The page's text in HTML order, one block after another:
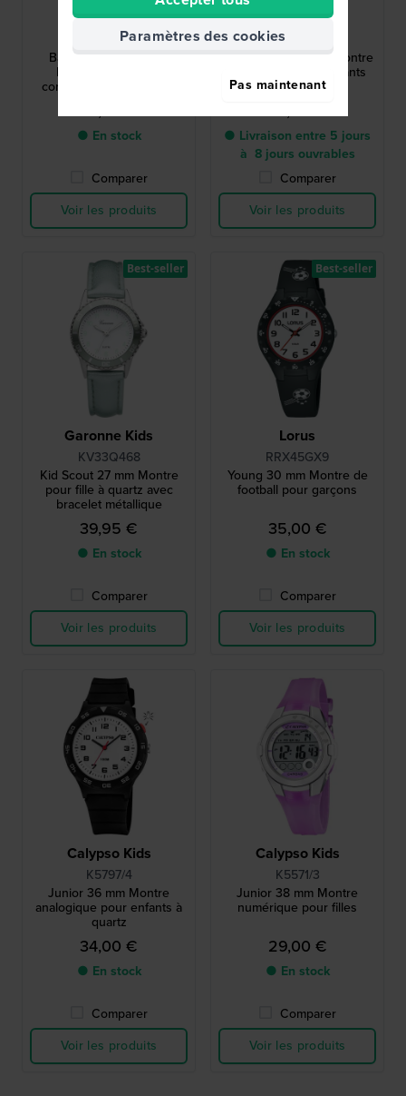
G-Shock
BGD-10KH-4ER
Baby-G + Plus 39 mm
Montre numérique
convertible en breloque
79,90 €
● En stock
Comparer
Voir les produits
Calypso Kids
K5832/2
Sweet Time 33 mm Montre
analogique pour enfants
34,00 €
● Livraison entre 5 jours
à 8 jours ouvrables
Comparer
Voir les produits
Garonne Kids
KV33Q468
Kid Scout 27 mm Montre
pour fille à quartz avec
bracelet métallique
39,95 €
● En stock
Comparer
Voir les produits
Best-seller
Lorus
RRX45GX9
Young 30 mm Montre de
football pour garçons
35,00 €
● En stock
Comparer
Voir les produits
Best-seller
Calypso Kids
K5797/4
Junior 36 mm Montre
analogique pour enfants à
quartz
34,00 €
● En stock
Comparer
Voir les produits
Calypso Kids
K5571/3
Junior 38 mm Montre
numérique pour filles
29,00 €
● En stock
Comparer
Voir les produits
Paramètres des cookies
Pas maintenant